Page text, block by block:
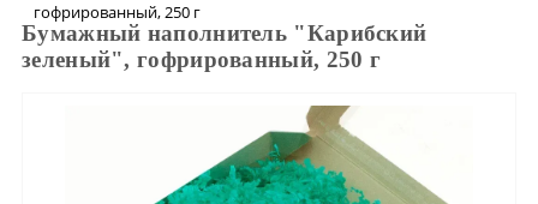
гофрированный, 250 г
Бумажный наполнитель "Карибский
зеленый", гофрированный, 250 г